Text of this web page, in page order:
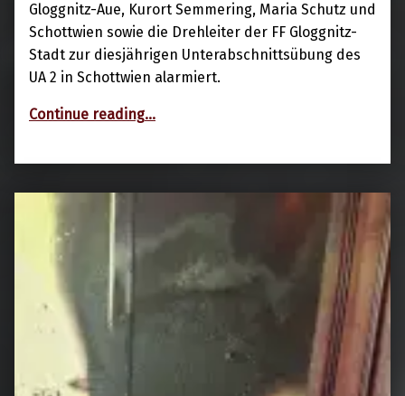
Gloggnitz-Aue, Kurort Semmering, Maria Schutz und
Schottwien sowie die Drehleiter der FF Gloggnitz-
Stadt zur diesjährigen Unterabschnittsübung des
UA 2 in Schottwien alarmiert.
Continue reading…